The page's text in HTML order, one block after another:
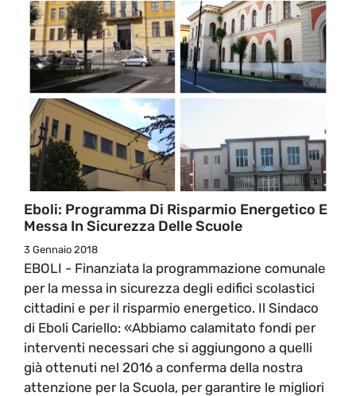
Eboli: Programma Di Risparmio Energetico E
Messa In Sicurezza Delle Scuole
3 Gennaio 2018
EBOLI - Finanziata la programmazione comunale
per la messa in sicurezza degli edifici scolastici
cittadini e per il risparmio energetico. Il Sindaco
di Eboli Cariello: «Abbiamo calamitato fondi per
interventi necessari che si aggiungono a quelli
già ottenuti nel 2016 a conferma della nostra
attenzione per la Scuola, per garantire le migliori